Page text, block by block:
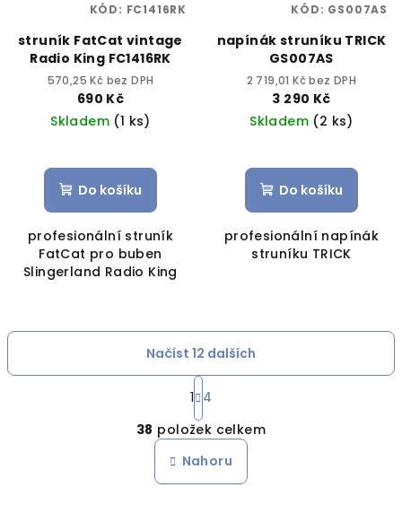
struník FatCat vintage
Radio King FC1416RK
570,25 Kč bez DPH
690 Kč
Skladem (1 ks)
Do košíku
profesionální struník
FatCat pro buben
Slingerland Radio King
KÓD: FC1416RK
napínák struníku TRICK
GS007AS
2 719,01 Kč bez DPH
3 290 Kč
Skladem (2 ks)
Do košíku
profesionální napínák
struníku TRICK
KÓD: GS007AS
O
v
l
á
Načíst 12 dalších
S
t
r
á
n
k
o
1 4
38 položek celkem
Nahoru